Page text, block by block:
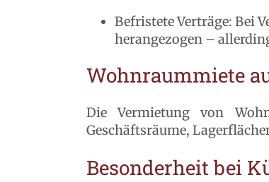
Befristete Verträge: Bei
herangezogen –
Wohnraummiete
Die Vermietung von
Geschäftsräume,
Besonderheit bei